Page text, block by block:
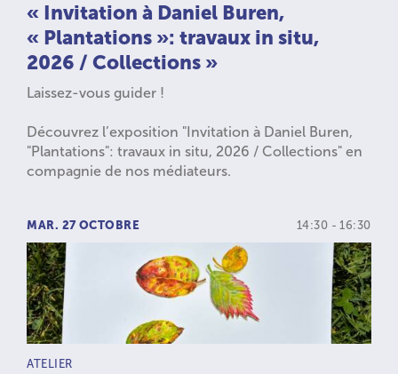
« Invitation à Daniel Buren,
« Plantations »: travaux in situ,
2026 / Collections »
Laissez-vous guider !
Découvrez l’exposition "Invitation à Daniel Buren,
"Plantations": travaux in situ, 2026 / Collections" en
compagnie de nos médiateurs.
MAR. 27 OCTOBRE 14:30 - 16:30
TYPE D’ACTIVITÉ :
ATELIER